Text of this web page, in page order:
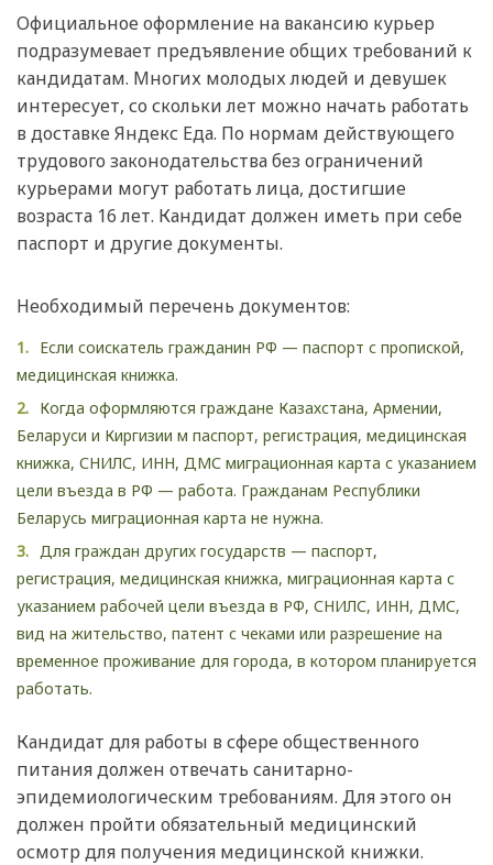
Официальное оформление на вакансию курьер
подразумевает предъявление общих требований к
кандидатам. Многих молодых людей и девушек
интересует, со скольки лет можно начать работать
в доставке Яндекс Еда. По нормам действующего
трудового законодательства без ограничений
курьерами могут работать лица, достигшие
возраста 16 лет. Кандидат должен иметь при себе
паспорт и другие документы.
Необходимый перечень документов:
Если соискатель гражданин РФ — паспорт с пропиской,
медицинская книжка.
Когда оформляются граждане Казахстана, Армении,
Беларуси и Киргизии м паспорт, регистрация, медицинская
книжка, СНИЛС, ИНН, ДМС миграционная карта с указанием
цели въезда в РФ — работа. Гражданам Республики
Беларусь миграционная карта не нужна.
Для граждан других государств — паспорт,
регистрация, медицинская книжка, миграционная карта с
указанием рабочей цели въезда в РФ, СНИЛС, ИНН, ДМС,
вид на жительство, патент с чеками или разрешение на
временное проживание для города, в котором планируется
работать.
Кандидат для работы в сфере общественного
питания должен отвечать санитарно-
эпидемиологическим требованиям. Для этого он
должен пройти обязательный медицинский
осмотр для получения медицинской книжки.